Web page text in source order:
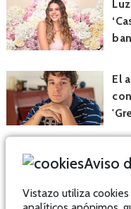
El
Aviso
Vistazo utiliza